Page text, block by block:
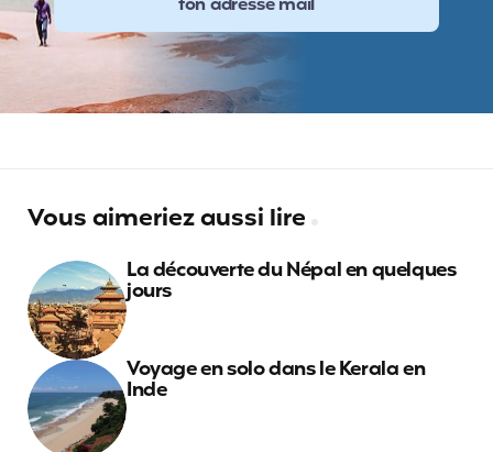
Vous aimeriez aussi lire
La découverte du Népal en quelques
jours
Voyage en solo dans le Kerala en
Inde